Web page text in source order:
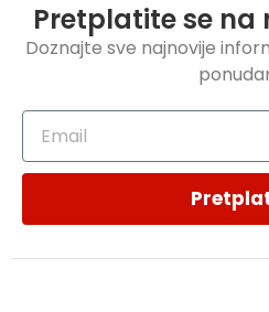
Pretplatite se na
Doznajte sve najnovije